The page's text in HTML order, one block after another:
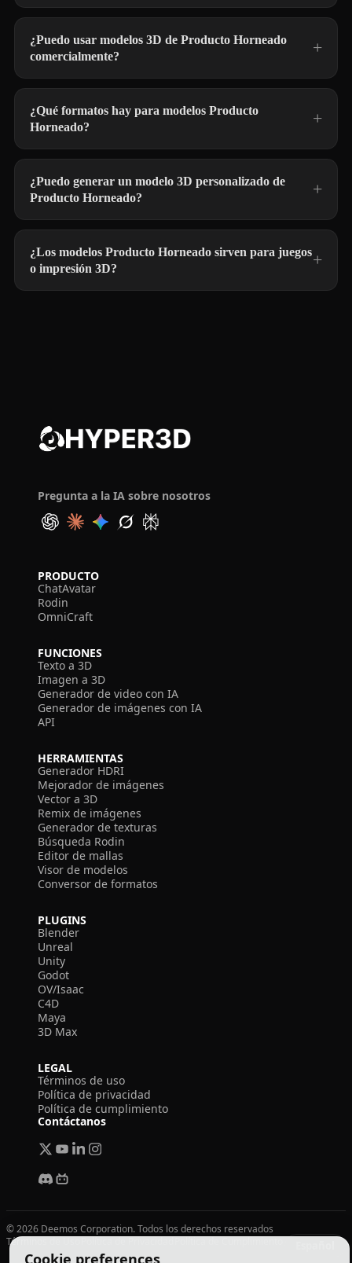
Cookie preferences
¿Puedo usar modelos 3D de Producto Horneado
comercialmente?
¿Qué formatos hay para modelos Producto
Horneado?
¿Puedo generar un modelo 3D personalizado de
Producto Horneado?
¿Los modelos Producto Horneado sirven para juegos
o impresión 3D?
Pregunta a la IA sobre nosotros
PRODUCTO
ChatAvatar
Rodin
OmniCraft
FUNCIONES
Texto a 3D
Imagen a 3D
Generador de video con IA
Generador de imágenes con IA
API
HERRAMIENTAS
Generador HDRI
Mejorador de imágenes
Vector a 3D
Remix de imágenes
Generador de texturas
Búsqueda Rodin
Editor de mallas
Visor de modelos
Conversor de formatos
PLUGINS
Blender
Unreal
Unity
Godot
OV/Isaac
C4D
Maya
3D Max
LEGAL
Términos de uso
Política de privacidad
Política de cumplimiento
Contáctanos
© 2026 Deemos Corporation. Todos los derechos reservados
Términos de Uso